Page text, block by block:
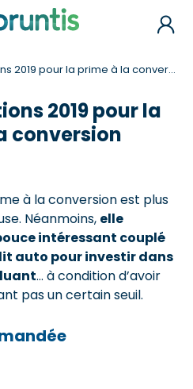
2019 pour la prime à la conversion
2019 pour la
conversion
à la conversion est plus
Néanmoins, elle
intéressant couplé
auto pour investir dans
… à condition d’avoir
pas un certain seuil.